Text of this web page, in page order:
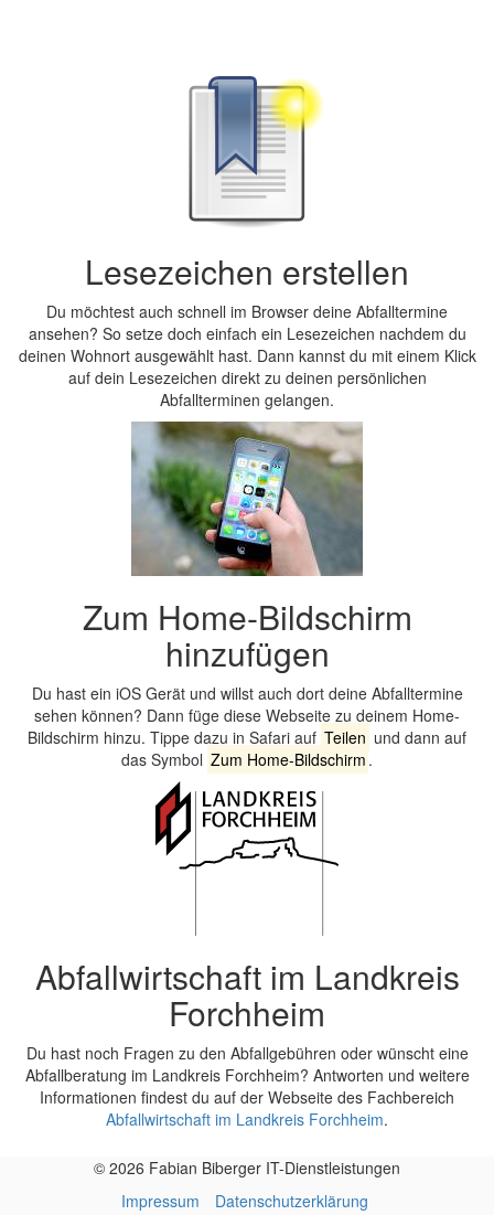
Lesezeichen erstellen
Du möchtest auch schnell im Browser deine Abfalltermine
ansehen? So setze doch einfach ein Lesezeichen nachdem du
deinen Wohnort ausgewählt hast. Dann kannst du mit einem Klick
auf dein Lesezeichen direkt zu deinen persönlichen
Abfallterminen gelangen.
Zum Home-Bildschirm
hinzufügen
Du hast ein iOS Gerät und willst auch dort deine Abfalltermine
sehen können? Dann füge diese Webseite zu deinem Home-
Bildschirm hinzu. Tippe dazu in Safari auf Teilen und dann auf
das Symbol Zum Home-Bildschirm .
Abfallwirtschaft im Landkreis
Forchheim
Du hast noch Fragen zu den Abfallgebühren oder wünscht eine
Abfallberatung im Landkreis Forchheim? Antworten und weitere
Informationen findest du auf der Webseite des Fachbereich
Abfallwirtschaft im Landkreis Forchheim.
© 2026 Fabian Biberger IT-Dienstleistungen
Impressum
Datenschutzerklärung